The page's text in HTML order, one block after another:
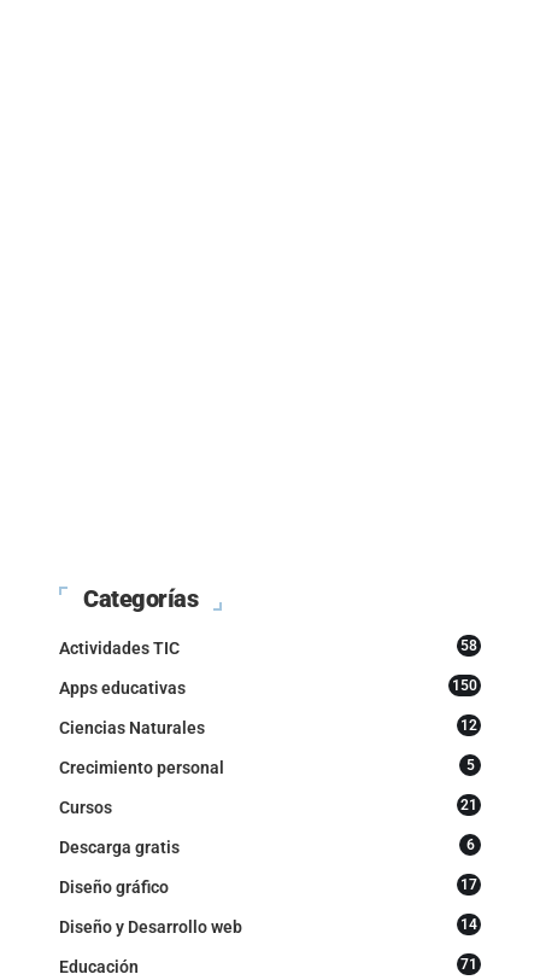
Categorías
Actividades TIC 58
Apps educativas 150
Ciencias Naturales 12
Crecimiento personal 5
Cursos 21
Descarga gratis 6
Diseño gráfico 17
Diseño y Desarrollo web 14
Educación 71